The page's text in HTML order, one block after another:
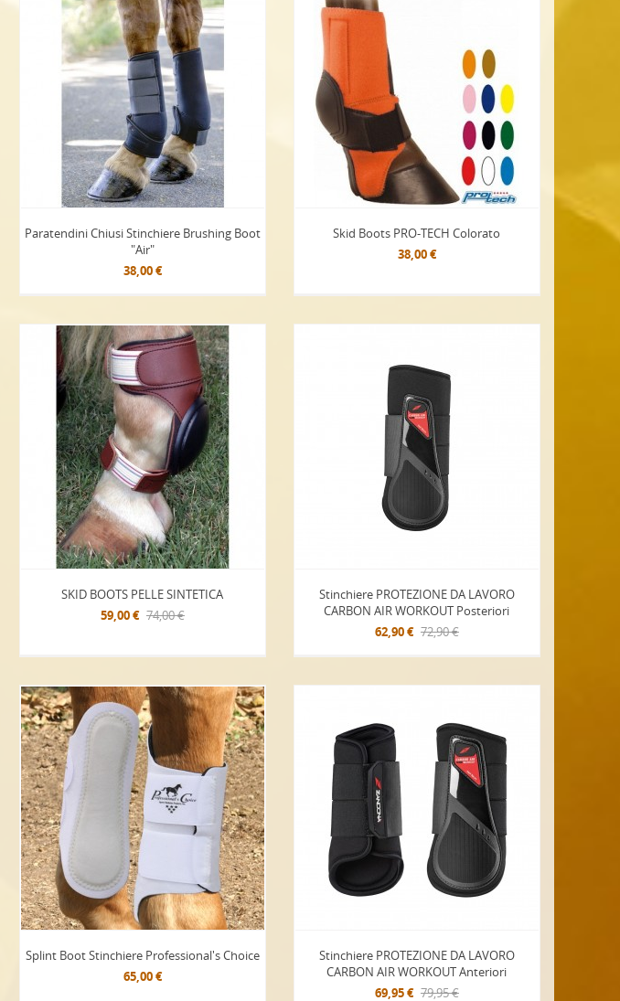
Paratendini Chiusi Stinchiere Brushing Boot
"Air"
38,00 €
Skid Boots PRO-TECH Colorato
38,00 €
SKID BOOTS PELLE SINTETICA
59,00 € 74,00 €
Stinchiere PROTEZIONE DA LAVORO
CARBON AIR WORKOUT Posteriori
62,90 € 72,90 €
Splint Boot Stinchiere Professional's Choice
65,00 €
Stinchiere PROTEZIONE DA LAVORO
CARBON AIR WORKOUT Anteriori
69,95 € 79,95 €